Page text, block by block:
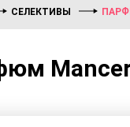
СЕЛЕКТИВЫ